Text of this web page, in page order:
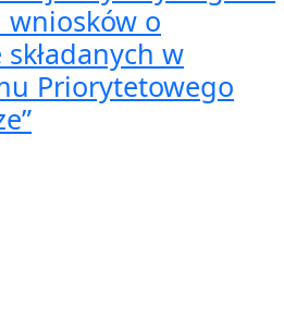
wniosków o
w
Priorytetowego